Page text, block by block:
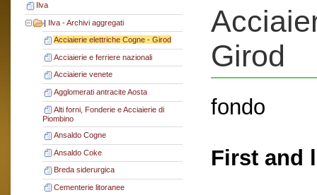
Ilva
| Ilva - Archivi aggregati
Acciaierie elettriche Cogne - Girod
Acciaierie e ferriere nazionali
Acciaierie venete
Agglomerati antracite Aosta
Alti forni, Fonderie e Acciaierie di
Piombino
Ansaldo Cogne
Ansaldo Coke
Breda siderurgica
Cementerie litoranee
Girod
fondo
First and